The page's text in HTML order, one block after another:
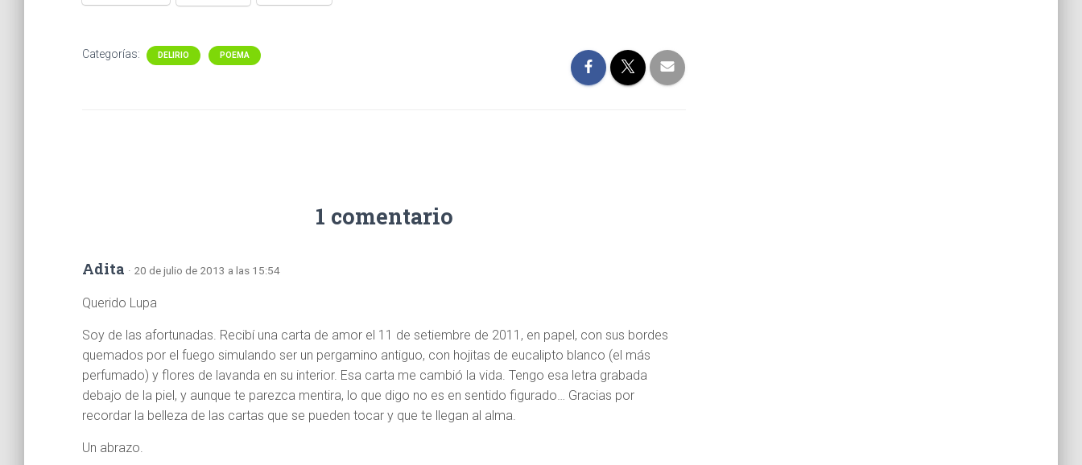
Categorías: DELIRIO POEMA
1 comentario
Adita · 20 de julio de 2013 a las 15:54
Querido Lupa
Soy de las afortunadas. Recibí una carta de amor el 11 de setiembre de 2011, en papel, con sus bordes
quemados por el fuego simulando ser un pergamino antiguo, con hojitas de eucalipto blanco (el más
perfumado) y flores de lavanda en su interior. Esa carta me cambió la vida. Tengo esa letra grabada
debajo de la piel, y aunque te parezca mentira, lo que digo no es en sentido figurado… Gracias por
recordar la belleza de las cartas que se pueden tocar y que te llegan al alma.
Un abrazo.